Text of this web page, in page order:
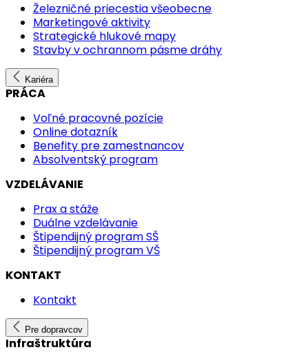
Železničné priecestia všeobecne
Marketingové aktivity
Strategické hlukové mapy
Stavby v ochrannom pásme dráhy
Kariéra
PRÁCA
Voľné pracovné pozície
Online dotazník
Benefity pre zamestnancov
Absolventský program
VZDELÁVANIE
Prax a stáže
Duálne vzdelávanie
Štipendijný program SŠ
Štipendijný program VŠ
KONTAKT
Kontakt
Pre dopravcov
Infraštruktúra